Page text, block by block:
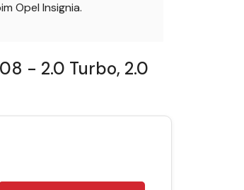
Opel Insignia.
- 2.0 Turbo, 2.0